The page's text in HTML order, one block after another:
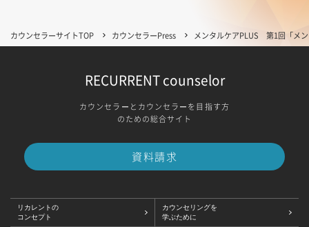
カウンセラーサイトTOP カウンセラーPress メンタルケアPLUS 第1回「メ
RECURRENT counselor
カウンセラーとカウンセラーを目指す方
のための総合サイト
資料請求
リカレントの
コンセプト
カウンセリングを
学ぶために